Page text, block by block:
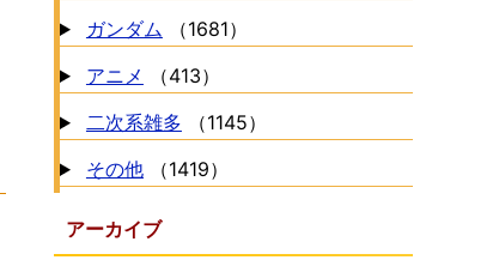
ガンダム
（1681）
アニメ
（413）
二次系雑多
（1145）
その他
（1419）
アーカイブ